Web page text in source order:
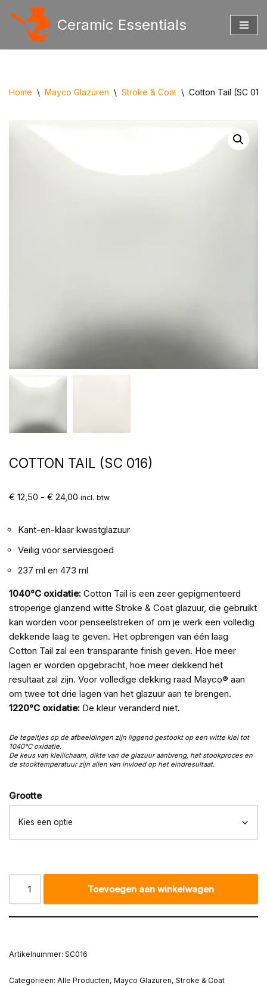
Ceramic Essentials
Home \ Mayco Glazuren \ Stroke & Coat \ Cotton Tail (SC 016)
COTTON TAIL (SC 016)
€ 12,50 - € 24,00 incl. btw
Kant-en-klaar kwastglazuur
Veilig voor serviesgoed
237 ml en 473 ml
1040°C oxidatie: Cotton Tail is een zeer gepigmenteerd
stroperige glanzend witte Stroke & Coat glazuur, die gebruikt
kan worden voor penseelstreken of om je werk een volledig
dekkende laag te geven. Het opbrengen van één laag
Cotton Tail zal een transparante finish geven. Hoe meer
lagen er worden opgebracht, hoe meer dekkend het
resultaat zal zijn. Voor volledige dekking raad Mayco® aan
om twee tot drie lagen van het glazuur aan te brengen.
1220°C oxidatie: De kleur veranderd niet.
De tegeltjes op de afbeeldingen zijn liggend gestookt op een witte klei tot
1040°C oxidatie.
De keus van kleilichaam, dikte van de glazuur aanbreng, het stookproces en
de stooktemperatuur zijn allen van invloed op het eindresultaat.
Grootte
Toevoegen aan winkelwagen
Artikelnummer: SC016
Categorieën: Alle Producten, Mayco Glazuren, Stroke & Coat